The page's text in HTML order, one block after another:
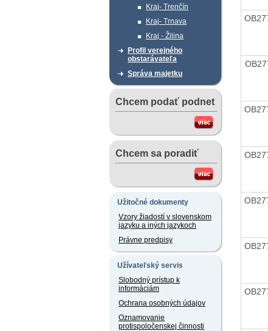
Kraj- Trenčín
Kraj- Trnava
Kraj - Žilina
Profil verejného
obstarávateľa
Správa majetku
Chcem podať podnet
Chcem sa poradiť
Užitočné dokumenty
Vzory žiadostí v slovenskom
jazyku a iných jazykoch
Právne predpisy
Užívateľský servis
Slobodný prístup k
informáciám
Ochrana osobných údajov
Oznamovanie
protispoločenskej činnosti